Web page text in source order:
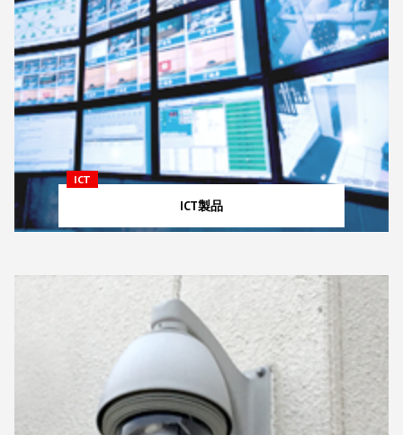
ICT
ICT製品